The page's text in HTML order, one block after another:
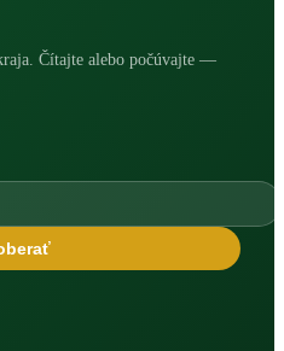
Čítajte alebo počúvajte —